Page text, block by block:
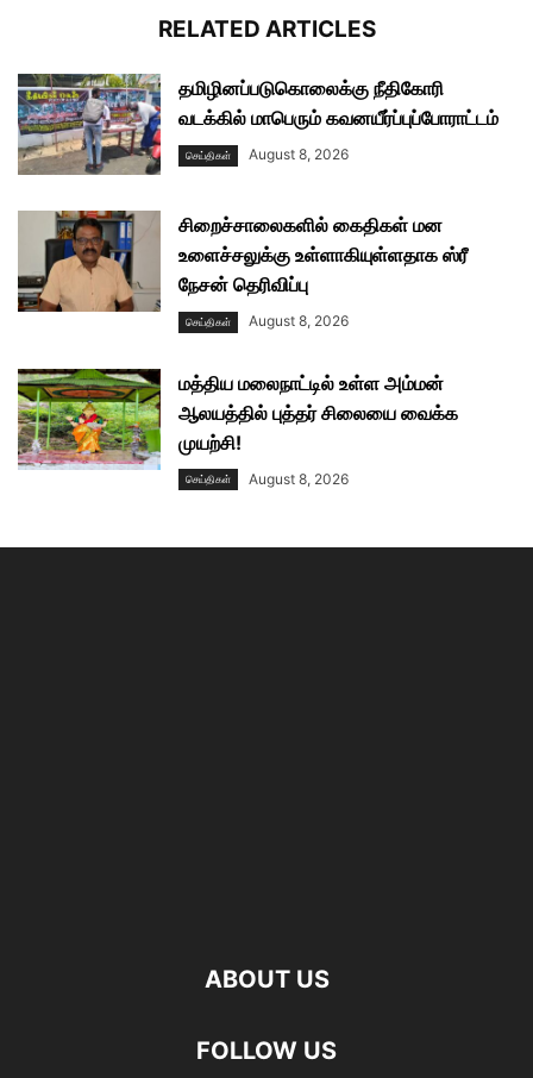
RELATED ARTICLES
தமிழினப்படுகொலைக்கு நீதிகோரி
வடக்கில் மாபெரும் கவனயீர்ப்புப்போராட்டம்
செய்திகள் August 8, 2026
சிறைச்சாலைகளில் கைதிகள் மன
உளைச்சலுக்கு உள்ளாகியுள்ளதாக ஸ்ரீ
நேசன் தெரிவிப்பு
செய்திகள் August 8, 2026
மத்திய மலைநாட்டில் உள்ள அம்மன்
ஆலயத்தில் புத்தர் சிலையை வைக்க
முயற்சி!
செய்திகள் August 8, 2026
ABOUT US
FOLLOW US